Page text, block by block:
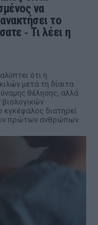
να
το
‑ Τι λέει η
ότι η
μετά τη δίαιτα
θέλησης, αλλά
εγκέφαλος διατηρεί
πρώτων ανθρώπων.